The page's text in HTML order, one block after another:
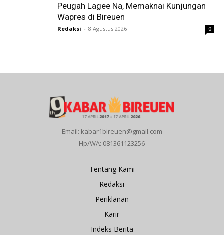
Peugah Lagee Na, Memaknai Kunjungan
Wapres di Bireuen
Redaksi - 8 Agustus 2026 0
Email: kabar1bireuen@gmail.com
Hp/WA: 081361123256
Tentang Kami
Redaksi
Periklanan
Karir
Indeks Berita